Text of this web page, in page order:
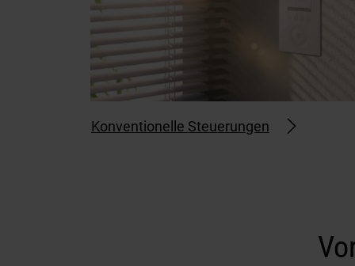
Konventionelle Steuerungen